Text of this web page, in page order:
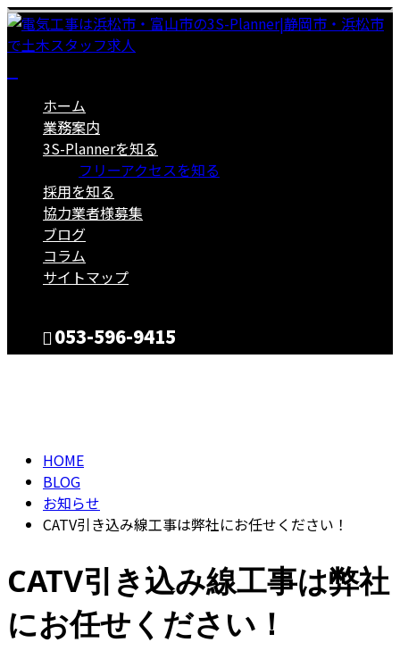
ホーム
業務案内
3S-Plannerを知る
フリーアクセスを知る
採用を知る
協力業者様募集
ブログ
コラム
サイトマップ
053-596-9415
HOME
BLOG
お知らせ
CATV引き込み線工事は弊社にお任せください！
CATV引き込み線工事は弊社
にお任せください！